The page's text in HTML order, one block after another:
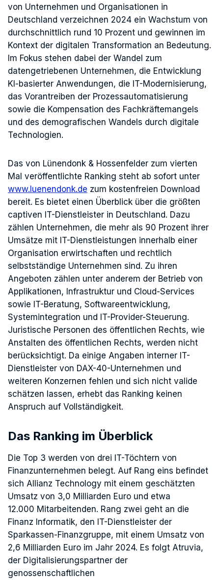
von Unternehmen und Organisationen in
Deutschland verzeichnen 2024 ein Wachstum von
durchschnittlich rund 10 Prozent und gewinnen im
Kontext der digitalen Transformation an Bedeutung.
Im Fokus stehen dabei der Wandel zum
datengetriebenen Unternehmen, die Entwicklung
KI-basierter Anwendungen, die IT-Modernisierung,
das Vorantreiben der Prozessautomatisierung
sowie die Kompensation des Fachkräftemangels
und des demografischen Wandels durch digitale
Technologien.
Das von Lünendonk & Hossenfelder zum vierten
Mal veröffentlichte Ranking steht ab sofort unter
www.luenendonk.de zum kostenfreien Download
bereit. Es bietet einen Überblick über die größten
captiven IT-Dienstleister in Deutschland. Dazu
zählen Unternehmen, die mehr als 90 Prozent ihrer
Umsätze mit IT-Dienstleistungen innerhalb einer
Organisation erwirtschaften und rechtlich
selbstständige Unternehmen sind. Zu ihren
Angeboten zählen unter anderem der Betrieb von
Applikationen, Infrastruktur und Cloud-Services
sowie IT-Beratung, Softwareentwicklung,
Systemintegration und IT-Provider-Steuerung.
Juristische Personen des öffentlichen Rechts, wie
Anstalten des öffentlichen Rechts, werden nicht
berücksichtigt. Da einige Angaben interner IT-
Dienstleister von DAX-40-Unternehmen und
weiteren Konzernen fehlen und sich nicht valide
schätzen lassen, erhebt das Ranking keinen
Anspruch auf Vollständigkeit.
Das Ranking im Überblick
Die Top 3 werden von drei IT-Töchtern von
Finanzunternehmen belegt. Auf Rang eins befindet
sich Allianz Technology mit einem geschätzten
Umsatz von 3,0 Milliarden Euro und etwa
12.000 Mitarbeitenden. Rang zwei geht an die
Finanz Informatik, den IT-Dienstleister der
Sparkassen-Finanzgruppe, mit einem Umsatz von
2,6 Milliarden Euro im Jahr 2024. Es folgt Atruvia,
der Digitalisierungspartner der
genossenschaftlichen